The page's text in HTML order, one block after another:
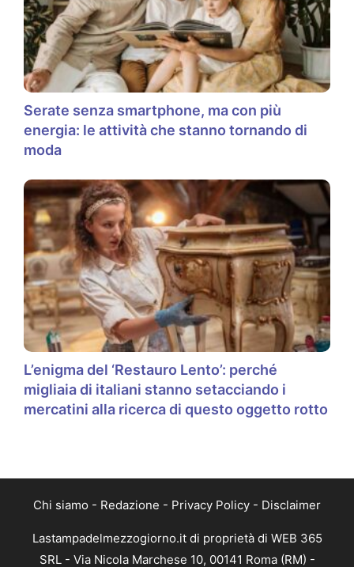
Serate senza smartphone, ma con più
energia: le attività che stanno tornando di
moda
L’enigma del ‘Restauro Lento’: perché
migliaia di italiani stanno setacciando i
mercatini alla ricerca di questo oggetto rotto
Chi siamo - Redazione - Privacy Policy - Disclaimer
Lastampadelmezzogiorno.it di proprietà di WEB 365
SRL - Via Nicola Marchese 10, 00141 Roma (RM) -